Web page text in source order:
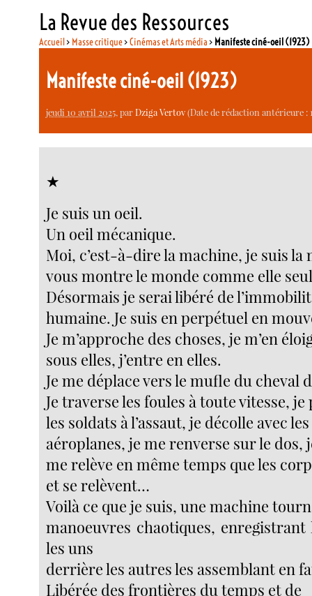
La Revue des Ressources
Accueil> Masse critique>Cinémas et Arts média > Manifeste ciné-oeil (1923)
Manifeste ciné-oeil (1923)
jeudi 10 avril 2025, parDziga Vertov(Date de rédaction antérieure :
★
Je suis un oeil.
Un oeil mécanique.
Moi, c’est-à-dire la machine, je suis la
vous montre le monde comme elle
Désormais je serai libéré de
humaine. Je suis en perpétuel en
Je m’approche des choses, je m’en
sous elles, j’entre en elles.
Je me déplace vers le mufle du cheval
Je traverse les foules à toute vitesse, je
les soldats à l’assaut, je décolle avec les
aéroplanes, je me renverse sur le dos,
me relève en même temps que les
et se relèvent…
Voilà ce que je suis, une machine
manoeuvres chaotiques,
les uns
derrière les autres les assemblant en
Libérée des frontières du temps et de